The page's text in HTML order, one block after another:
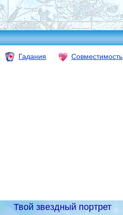
Гадания Совместимость
Твой звездный портрет